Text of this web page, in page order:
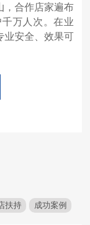
，合作店家遍布
万人次。在业
业安全、效果可
扶持 成功案例